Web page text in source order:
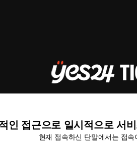
인 접근으로 일시적으로 서
현재 접속하신 단말에서는 접속